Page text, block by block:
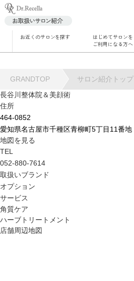
お近くのサロンを探す
はじめてサロンを
ご利用になる方へ
GRANDTOP サロン紹介トップ
長谷川整体院＆美顔術
住所
464-0852
愛知県名古屋市千種区青柳町5丁目11番地
地図を見る
TEL
052-880-7614
取扱いブランド
オプション
サービス
角質ケア
ハーブトリートメント
店舗周辺地図